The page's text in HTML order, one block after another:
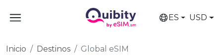
ES USD
Inicio Destinos Global eSIM